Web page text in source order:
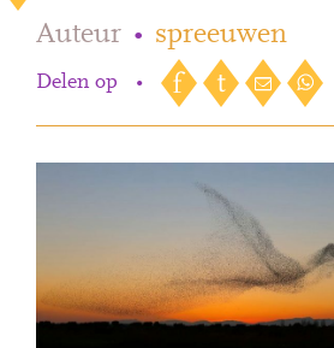
Auteur • spreeuwen
Delen op •